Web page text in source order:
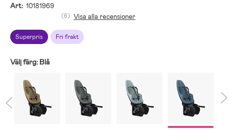
Art: 10181969
Superpris Fri frakt
(6) Visa alla recensioner
Välj färg: Blå